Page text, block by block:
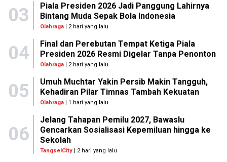
03
Piala Presiden 2026 Jadi Panggung Lahirnya
Bintang Muda Sepak Bola Indonesia
Olahraga| 2 hari yang lalu
04
Final dan Perebutan Tempat Ketiga Piala
Presiden 2026 Resmi Digelar Tanpa Penonton
Olahraga| 2 hari yang lalu
05
Umuh Muchtar Yakin Persib Makin Tangguh,
Kehadiran Pilar Timnas Tambah Kekuatan
Olahraga| 1 hari yang lalu
06
Jelang Tahapan Pemilu 2027, Bawaslu
Gencarkan Sosialisasi Kepemiluan hingga ke
Sekolah
TangselCity| 2 hari yang lalu